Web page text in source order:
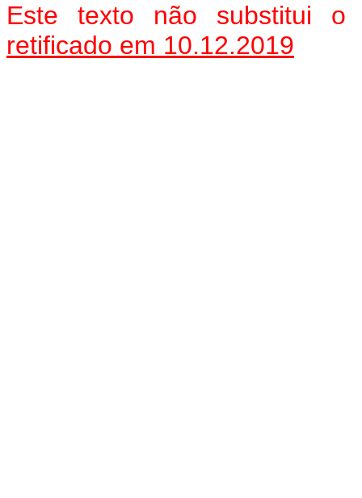
Este texto não substitui o
retificado em 10.12.2019